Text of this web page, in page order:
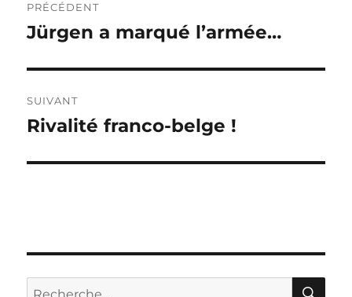
de
PRÉCÉDENT
Publication
Jürgen a marqué l’armée…
SUIVANT
Publication
Rivalité franco-belge !
Recherche